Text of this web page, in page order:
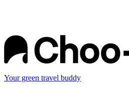
Your green travel buddy